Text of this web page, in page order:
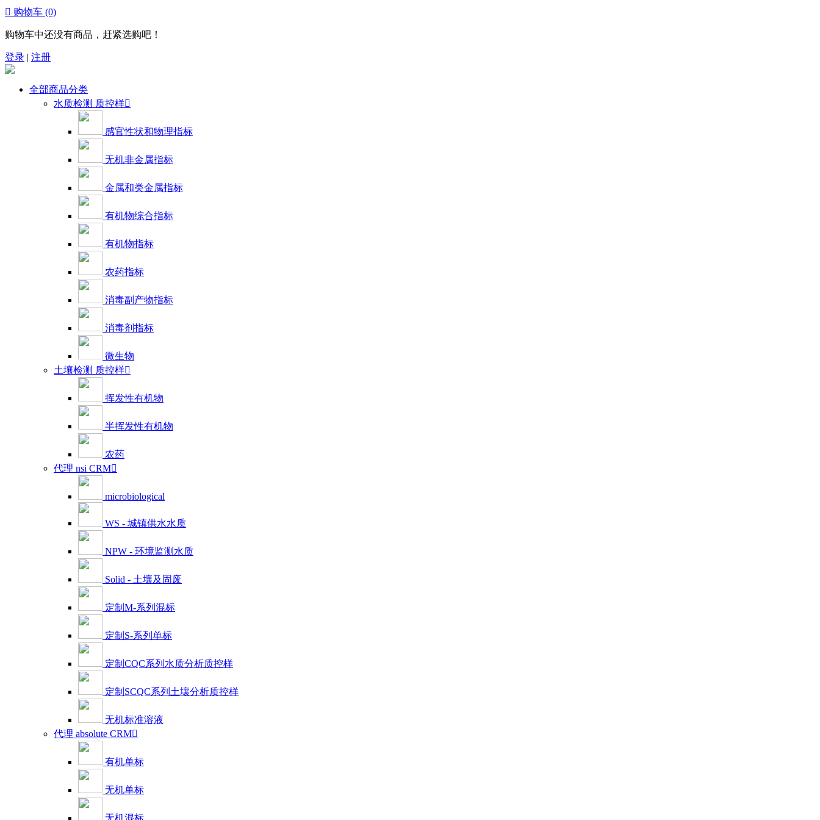
 购物车 (0)
购物车中还没有商品，赶紧选购吧！
登录 | 注册
全部商品分类
水质检测 质控样
感官性状和物理指标
无机非金属指标
金属和类金属指标
有机物综合指标
有机物指标
农药指标
消毒副产物指标
消毒剂指标
微生物
土壤检测 质控样
挥发性有机物
半挥发性有机物
农药
代理 nsi CRM
microbiological
WS - 城镇供水水质
NPW - 环境监测水质
Solid - 土壤及固废
定制M-系列混标
定制S-系列单标
定制CQC系列水质分析质控样
定制SCQC系列土壤分析质控样
无机标准溶液
代理 absolute CRM
有机单标
无机单标
无机混标